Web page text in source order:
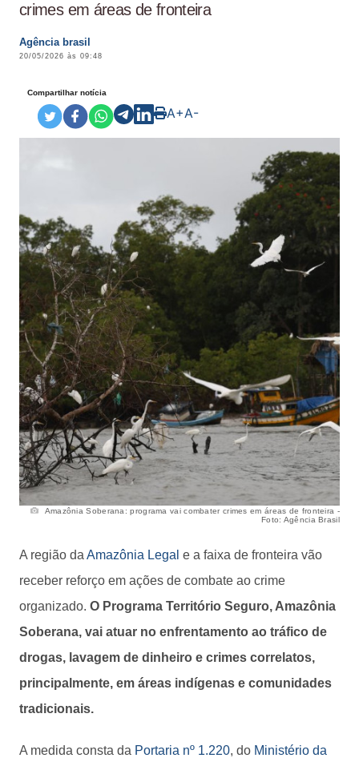
crimes em áreas de fronteira
Agência brasil
20/05/2026 às 09:48
Compartilhar notícia
A+A-
Amazônia Soberana: programa vai combater crimes em áreas de fronteira -
Foto: Agência Brasil
A região da Amazônia Legal e a faixa de fronteira vão
receber reforço em ações de combate ao crime
organizado. O Programa Território Seguro, Amazônia
Soberana, vai atuar no enfrentamento ao tráfico de
drogas, lavagem de dinheiro e crimes correlatos,
principalmente, em áreas indígenas e comunidades
tradicionais.
A medida consta da Portaria nº 1.220, do Ministério da